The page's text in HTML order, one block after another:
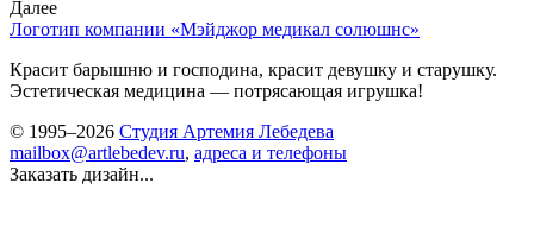
Далее
Логотип компании «Мэйджор медикал солюшнс»
Красит барышню и господина, красит девушку и старушку.
Эстетическая медицина — потрясающая игрушка!
© 1995–2026 Студия Артемия Лебедева
mailbox@artlebedev.ru, адреса и телефоны
Заказать дизайн...